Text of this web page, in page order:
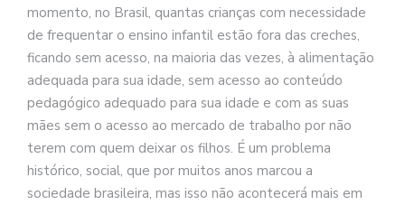
momento, no Brasil, quantas crianças com necessidade
de frequentar o ensino infantil estão fora das creches,
ficando sem acesso, na maioria das vezes, à alimentação
adequada para sua idade, sem acesso ao conteúdo
pedagógico adequado para sua idade e com as suas
mães sem o acesso ao mercado de trabalho por não
terem com quem deixar os filhos. É um problema
histórico, social, que por muitos anos marcou a
sociedade brasileira, mas isso não acontecerá mais em